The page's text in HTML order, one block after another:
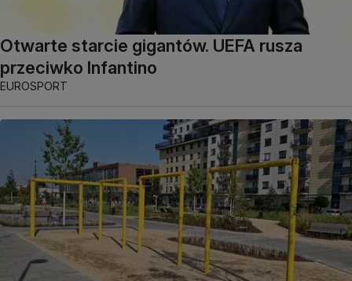
Otwarte starcie gigantów. UEFA rusza
przeciwko Infantino
EUROSPORT